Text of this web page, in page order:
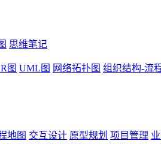
思维笔记
图 UML图 网络拓扑图 组织结构-流
地图 交互设计 原型规划 项目管理